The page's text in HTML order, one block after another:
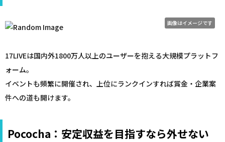
画像はイメージです
17LIVEは国内外1800万人以上のユーザーを抱える大規模プラットフ
ォーム。
イベントも頻繁に開催され、上位にランクインすれば賞金・企業案
件への道も開けます。
Pococha：安定収益を目指すなら外せない